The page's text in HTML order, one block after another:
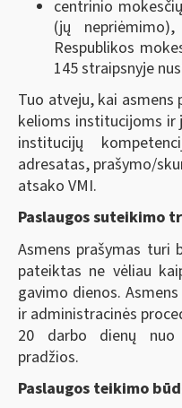
centrinio
(jų
Respublikos
145 straipsnyje
Tuo atveju, kai asmens
kelioms institucijoms ir
institucijų
adresatas, prašymo/
atsako VMI.
Paslaugos suteikimo
Asmens prašymas turi
pateiktas ne vėliau
gavimo dienos.
ir administracinės
20 darbo dienų nuo
pradžios.
Paslaugos teikimo